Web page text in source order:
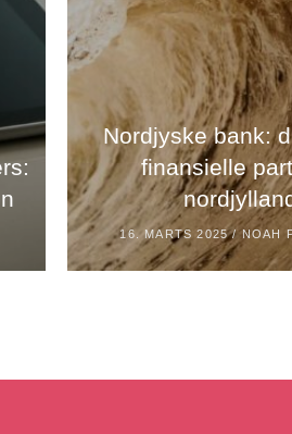
Nordjyske bank:
finansielle
16. MARTS 2025 /NOAH